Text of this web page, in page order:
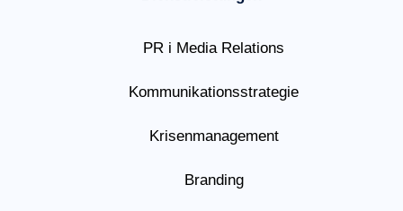
PR i Media Relations
Kommunikationsstrategie
Krisenmanagement
Branding